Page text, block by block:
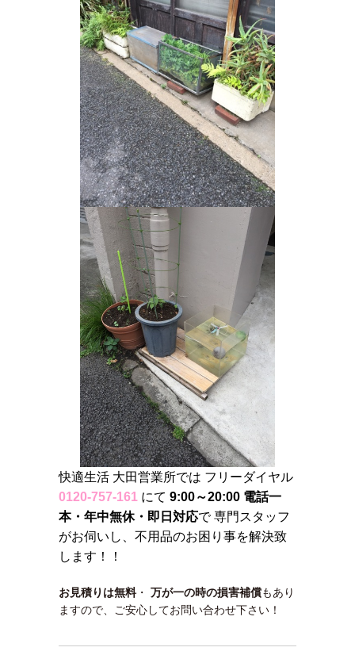
快適生活 大田営業所では フリーダイヤル
0120-757-161 にて 9:00～20:00 電話一
本・年中無休・即日対応で 専門スタッフ
がお伺いし、不用品のお困り事を解決致
します！！
お見積りは無料・ 万が一の時の損害補償もあり
ますので、ご安心してお問い合わせ下さい！